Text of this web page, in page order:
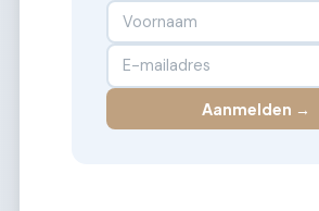
Aanmelden →